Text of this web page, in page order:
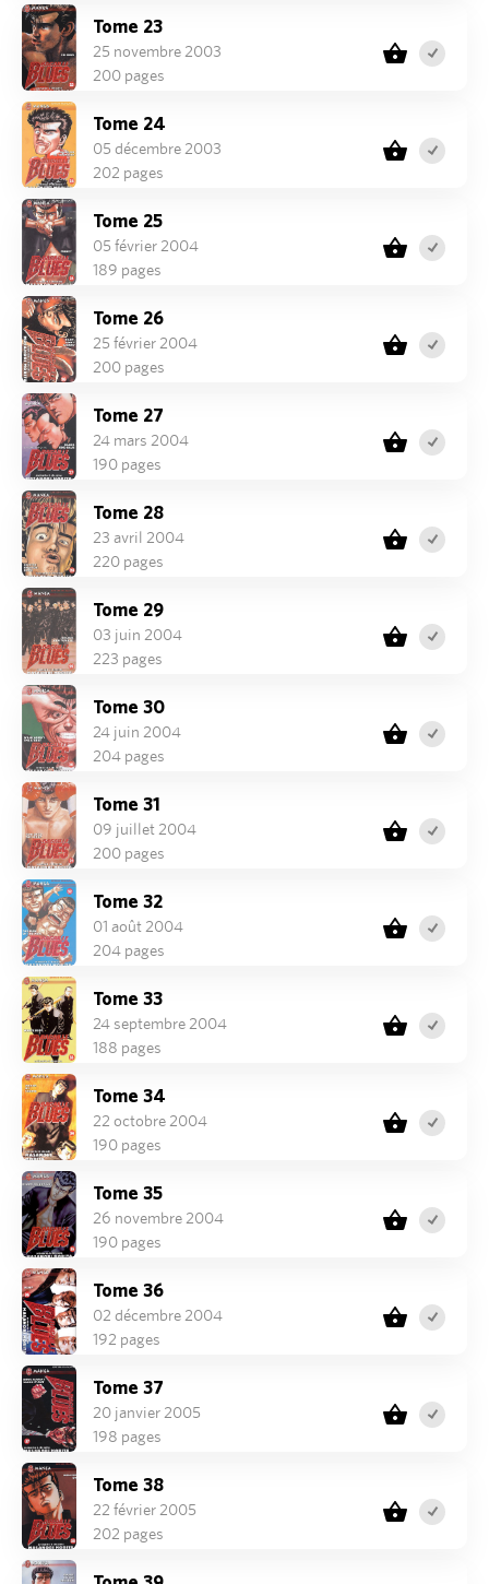
Tome 23
25 novembre 2003
200 pages
Tome 24
05 décembre 2003
202 pages
Tome 25
05 février 2004
189 pages
Tome 26
25 février 2004
200 pages
Tome 27
24 mars 2004
190 pages
Tome 28
23 avril 2004
220 pages
Tome 29
03 juin 2004
223 pages
Tome 30
24 juin 2004
204 pages
Tome 31
09 juillet 2004
200 pages
Tome 32
01 août 2004
204 pages
Tome 33
24 septembre 2004
188 pages
Tome 34
22 octobre 2004
190 pages
Tome 35
26 novembre 2004
190 pages
Tome 36
02 décembre 2004
192 pages
Tome 37
20 janvier 2005
198 pages
Tome 38
22 février 2005
202 pages